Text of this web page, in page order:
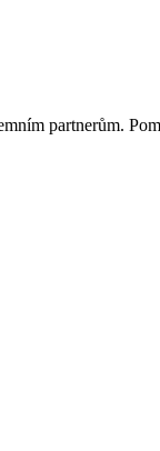
partnerům.